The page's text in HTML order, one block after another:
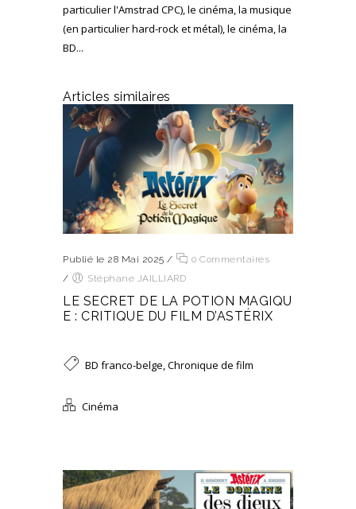
particulier l'Amstrad CPC), le cinéma, la musique
(en particulier hard-rock et métal), le cinéma, la
BD...
Articles similaires
Publié le 28 Mai 2025 /
0 Commentaires
/
Stéphane JAILLIARD
LE SECRET DE LA POTION MAGIQU
E : CRITIQUE DU FILM D’ASTÉRIX
BD franco-belge,Chronique de film
Cinéma